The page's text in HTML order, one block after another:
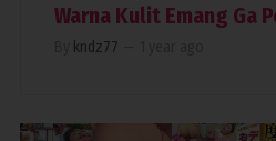
Warna Kulit Emang Ga
kndz77